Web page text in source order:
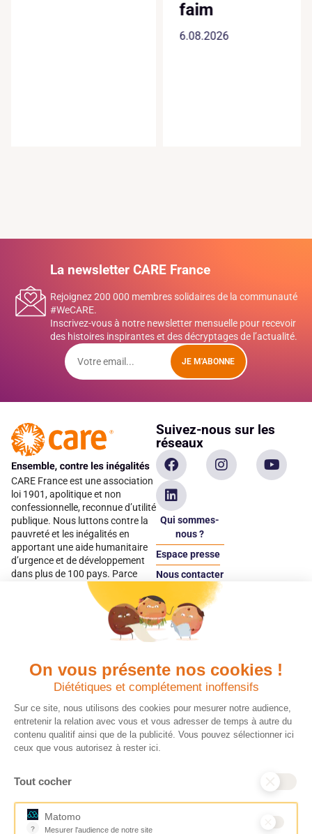
On vous présente nos cookies !
Diététiques et complétement inoffensifs
Sur ce site, nous utilisons des cookies pour mesurer notre audience,
entretenir la relation avec vous et vous adresser de temps à autre du
contenu qualitif ainsi que de la publicité. Vous pouvez sélectionner ici
ceux que vous autorisez à rester ici.
Tout cocher
?
Matomo
Mesurer l'audience de notre site
La newsletter CARE France
Rejoignez 200 000 membres solidaires de la communauté
#WeCARE.
Inscrivez-vous à notre newsletter mensuelle pour recevoir
des histoires inspirantes et des décryptages de l’actualité.
JE M'ABONNE
CARE France est une association
loi 1901, apolitique et non
confessionnelle, reconnue d’utilité
publique. Nous luttons contre la
pauvreté et les inégalités en
apportant une aide humanitaire
d’urgence et de développement
dans plus de 100 pays. Parce
qu’elles sont les premières
victimes des inégalités, CARE met
les femmes et les filles au cœur
Suivez-nous sur les
réseaux
Qui sommes-
nous ?
Espace presse
Nous contacter
Espace
donateur
Quels avantages fiscaux ?
Chaque don effectué à une
association reconnue d’utilité
publique comme CARE, est
déductible jusqu’à 75 % de l’impôt
sur le revenu. Modalités de
déduction, déclaration des dons
ce qu’il faut savoir sur la
France pour exprimer votre
générosité et optimiser votre
Donner en confiance
Vos dons sont
déductibles à 75 % de
vos impôts. Depuis
plus de 15 ans, CARE
France est une